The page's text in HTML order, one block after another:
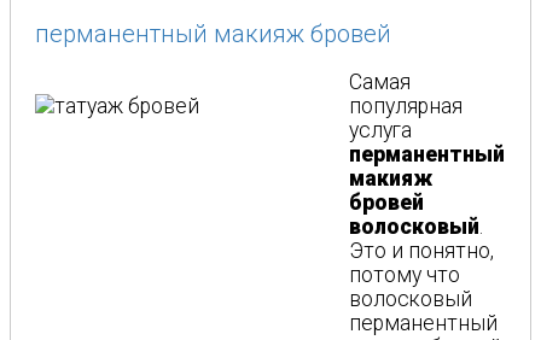
перманентный макияж бровей
Самая
популярная
услуга
перманентный
макияж
бровей
волосковый
Это и понятно,
потому что
волосковый
перманентный